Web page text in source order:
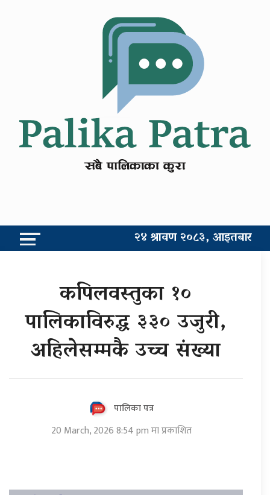
२४ श्रावण २०८३, आइतबार
कपिलवस्तुका १०
पालिकाविरुद्ध ३३० उजुरी,
अहिलेसम्मकै उच्च संख्या
पालिका पत्र
20 March, 2026 8:54 pm मा प्रकाशित